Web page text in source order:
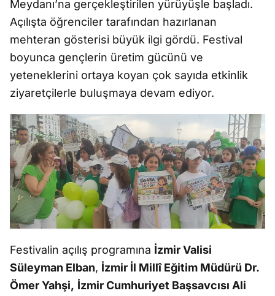
Meydanı’na gerçekleştirilen yürüyüşle başladı.
Açılışta öğrenciler tarafından hazırlanan
mehteran gösterisi büyük ilgi gördü. Festival
boyunca gençlerin üretim gücünü ve
yeteneklerini ortaya koyan çok sayıda etkinlik
ziyaretçilerle buluşmaya devam ediyor.
Festivalin açılış programına İzmir Valisi
Süleyman Elban, İzmir İl Millî Eğitim Müdürü Dr.
Ömer Yahşi, İzmir Cumhuriyet Başsavcısı Ali